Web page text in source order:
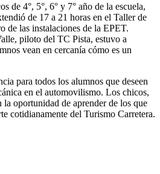
de 4°, 5°, 6° y 7° año de la escuela,
de 17 a 21 horas en el Taller de
de las instalaciones de la EPET.
piloto del TC Pista, estuvo a
vean en cercanía cómo es un
para todos los alumnos que deseen
en el automovilismo. Los chicos,
la oportunidad de aprender de los que
cotidianamente del Turismo Carretera.